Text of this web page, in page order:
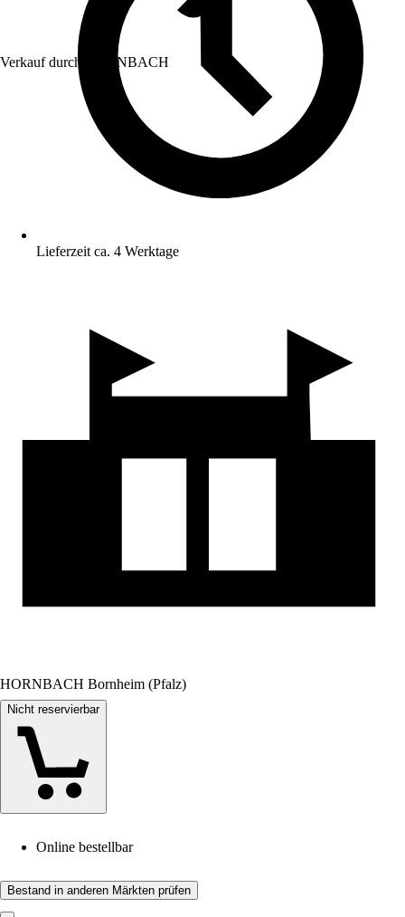
Verkauf durch: HORNBACH
Lieferzeit ca. 4 Werktage
HORNBACH Bornheim (Pfalz)
Nicht reservierbar
Online bestellbar
Bestand in anderen Märkten prüfen